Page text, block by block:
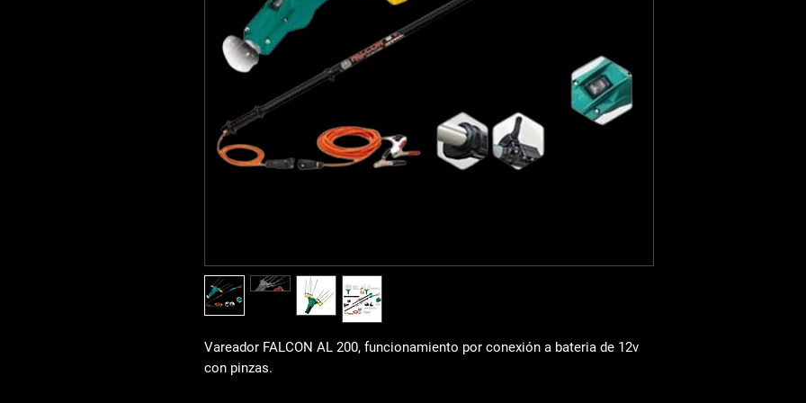
Vareador FALCON AL 200, funcionamiento por conexión a bateria de 12v
con pinzas.